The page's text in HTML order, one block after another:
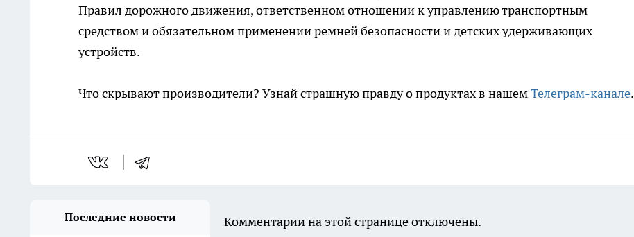
Правил дорожного движения, ответственном отношении к управлению транспортным
средством и обязательном применении ремней безопасности и детских удерживающих
устройств.
Что скрывают производители? Узнай страшную правду о продуктах в нашемТелеграм-канале.
Последние новости Комментарии на этой странице отключены.